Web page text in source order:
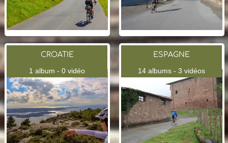
CROATIE
1 album - 0 vidéo
ESPAGNE
14 albums - 3 vidéos